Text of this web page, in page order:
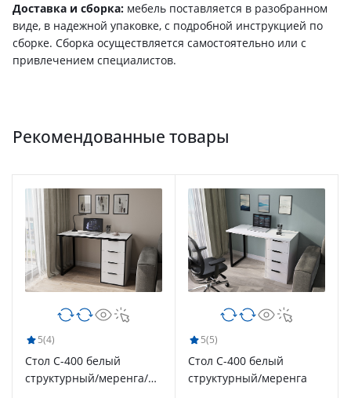
Доставка и сборка: мебель поставляется в разобранном
виде, в надежной упаковке, с подробной инструкцией по
сборке. Сборка осуществляется самостоятельно или с
привлечением специалистов.
Рекомендованные товары
5(4)
Стол С-400 белый
структурный/меренга/
5(5)
Стол С-400 белый
структурный/меренга